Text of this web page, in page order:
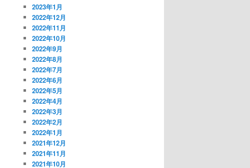
2023年1月
2022年12月
2022年11月
2022年10月
2022年9月
2022年8月
2022年7月
2022年6月
2022年5月
2022年4月
2022年3月
2022年2月
2022年1月
2021年12月
2021年11月
2021年10月